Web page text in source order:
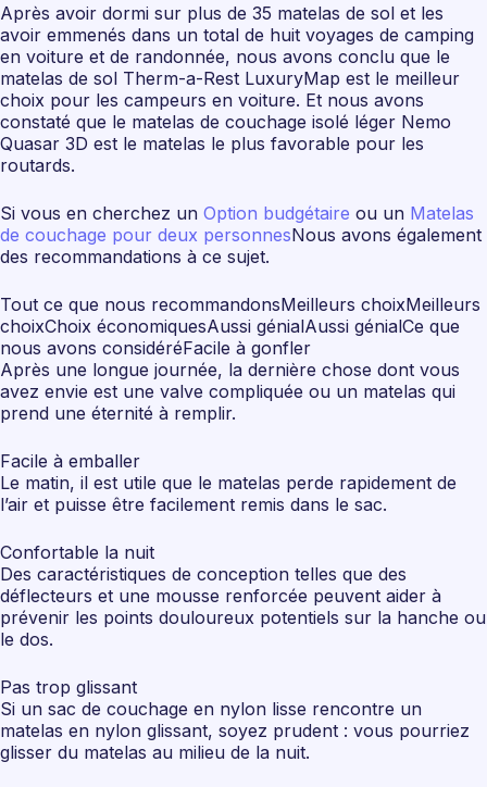
Après avoir dormi sur plus de 35 matelas de sol et les
avoir emmenés dans un total de huit voyages de camping
en voiture et de randonnée, nous avons conclu que le
matelas de sol Therm-a-Rest LuxuryMap est le meilleur
choix pour les campeurs en voiture. Et nous avons
constaté que le matelas de couchage isolé léger Nemo
Quasar 3D est le matelas le plus favorable pour les
routards.
Si vous en cherchez un Option budgétaire ou un Matelas
de couchage pour deux personnesNous avons également
des recommandations à ce sujet.
Tout ce que nous recommandonsMeilleurs choixMeilleurs
choixChoix économiquesAussi génialAussi génialCe que
nous avons considéréFacile à gonfler
Après une longue journée, la dernière chose dont vous
avez envie est une valve compliquée ou un matelas qui
prend une éternité à remplir.
Facile à emballer
Le matin, il est utile que le matelas perde rapidement de
l’air et puisse être facilement remis dans le sac.
Confortable la nuit
Des caractéristiques de conception telles que des
déflecteurs et une mousse renforcée peuvent aider à
prévenir les points douloureux potentiels sur la hanche ou
le dos.
Pas trop glissant
Si un sac de couchage en nylon lisse rencontre un
matelas en nylon glissant, soyez prudent : vous pourriez
glisser du matelas au milieu de la nuit.